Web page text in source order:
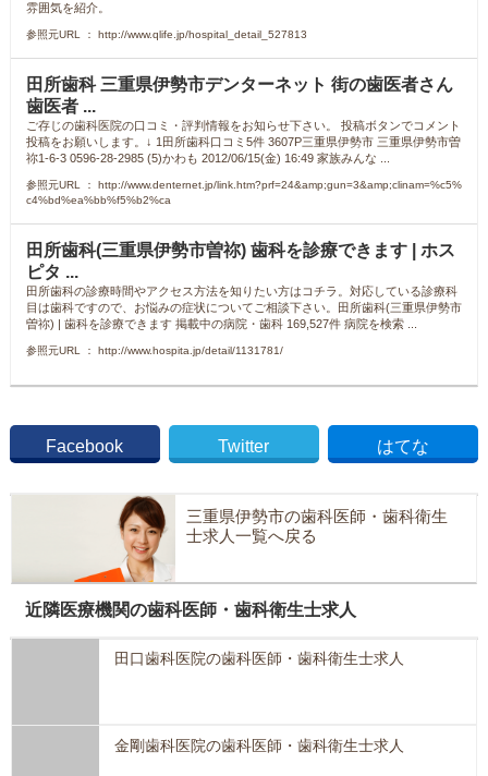
雰囲気を紹介。
参照元URL ： http://www.qlife.jp/hospital_detail_527813
田所歯科 三重県伊勢市デンターネット 街の歯医者さん
歯医者 ...
ご存じの歯科医院の口コミ・評判情報をお知らせ下さい。 投稿ボタンでコメント
投稿をお願いします。↓ 1田所歯科口コミ5件 3607P三重県伊勢市 三重県伊勢市曽
祢1-6-3 0596-28-2985 (5)かわも 2012/06/15(金) 16:49 家族みんな ...
参照元URL ： http://www.denternet.jp/link.htm?prf=24&amp;gun=3&amp;clinam=%c5%
c4%bd%ea%bb%f5%b2%ca
田所歯科(三重県伊勢市曽祢) 歯科を診療できます | ホス
ピタ ...
田所歯科の診療時間やアクセス方法を知りたい方はコチラ。対応している診療科
目は歯科ですので、お悩みの症状についてご相談下さい。田所歯科(三重県伊勢市
曽祢) | 歯科を診療できます 掲載中の病院・歯科 169,527件 病院を検索 ...
参照元URL ： http://www.hospita.jp/detail/1131781/
Facebook Twitter はてな
三重県伊勢市の歯科医師・歯科衛生
士求人一覧へ戻る
近隣医療機関の歯科医師・歯科衛生士求人
田口歯科医院の歯科医師・歯科衛生士求人
金剛歯科医院の歯科医師・歯科衛生士求人